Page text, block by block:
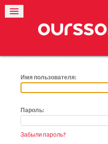
Имя пользователя:
Пароль:
Забыли пароль?